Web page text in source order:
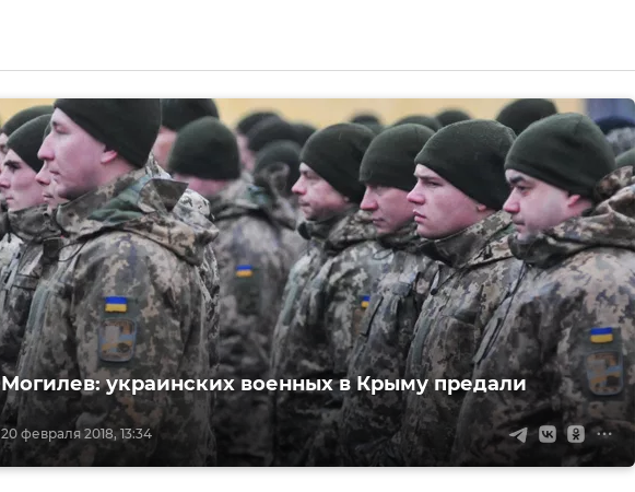
20 февраля 2018, 13:34
Могилев: украинских военных в Крыму предали